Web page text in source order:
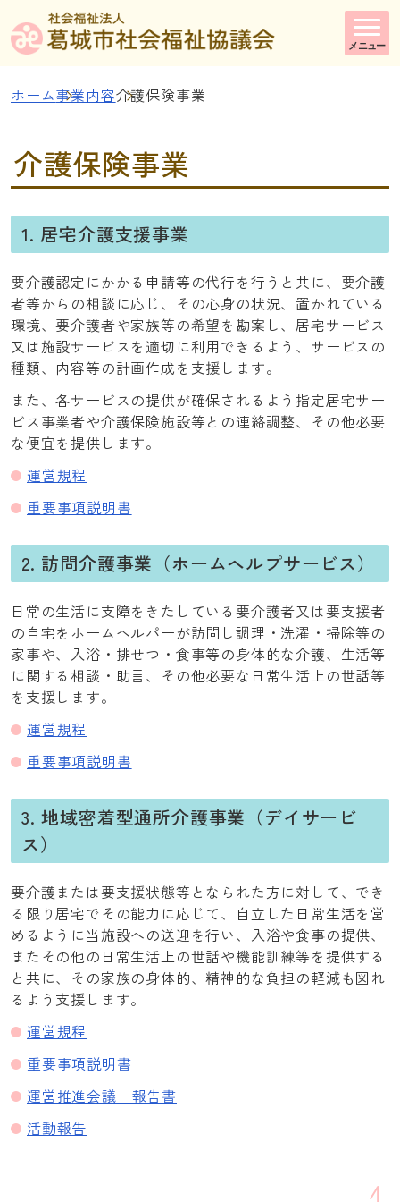
メニュー
ホーム事業内容介護保険事業
介護保険事業
1. 居宅介護支援事業
要介護認定にかかる申請等の代行を行うと共に、要介護
者等からの相談に応じ、その心身の状況、置かれている
環境、要介護者や家族等の希望を勘案し、居宅サービス
又は施設サービスを適切に利用できるよう、サービスの
種類、内容等の計画作成を支援します。
また、各サービスの提供が確保されるよう指定居宅サー
ビス事業者や介護保険施設等との連絡調整、その他必要
な便宜を提供します。
運営規程
重要事項説明書
2. 訪問介護事業（ホームヘルプサービス）
日常の生活に支障をきたしている要介護者又は要支援者
の自宅をホームヘルパーが訪問し調理・洗濯・掃除等の
家事や、入浴・排せつ・食事等の身体的な介護、生活等
に関する相談・助言、その他必要な日常生活上の世話等
を支援します。
運営規程
重要事項説明書
3. 地域密着型通所介護事業（デイサービ
ス）
要介護または要支援状態等となられた方に対して、でき
る限り居宅でその能力に応じて、自立した日常生活を営
めるように当施設への送迎を行い、入浴や食事の提供、
またその他の日常生活上の世話や機能訓練等を提供する
と共に、その家族の身体的、精神的な負担の軽減も図れ
るよう支援します。
運営規程
重要事項説明書
運営推進会議 報告書
活動報告